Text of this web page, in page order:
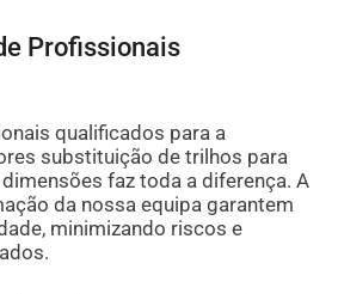
Profissionais
qualificados para a
substituição de trilhos para
faz toda a diferença. A
da nossa equipa garantem
minimizando riscos e